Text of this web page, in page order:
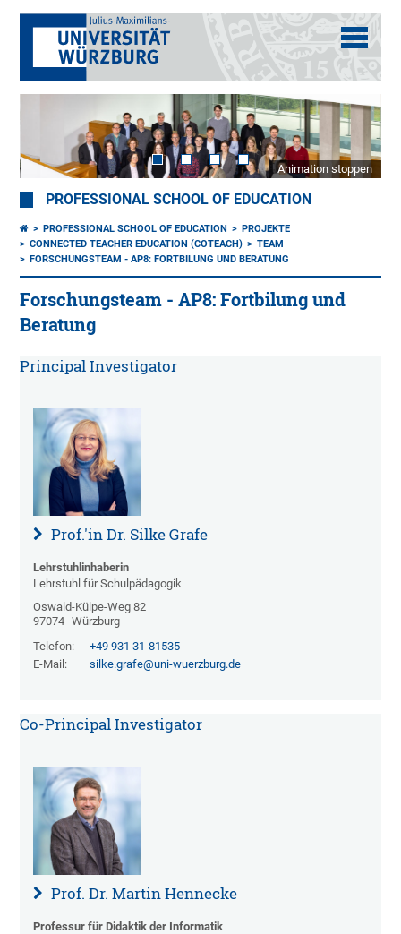
Animation stoppen
PROFESSIONAL SCHOOL OF EDUCATION
PROFESSIONAL SCHOOL OF EDUCATION
PROJEKTE
CONNECTED TEACHER EDUCATION (COTEACH)
TEAM
FORSCHUNGSTEAM - AP8: FORTBILUNG UND BERATUNG
Forschungsteam - AP8: Fortbilung und
Beratung
Principal Investigator
Prof.'in Dr. Silke Grafe
Lehrstuhlinhaberin
Lehrstuhl für Schulpädagogik
Oswald-Külpe-Weg 82
97074 Würzburg
Telefon:
+49 931 31-81535
E-Mail:
silke.grafe@uni-wuerzburg.de
Co-Principal Investigator
Prof. Dr. Martin Hennecke
Professur für Didaktik der Informatik